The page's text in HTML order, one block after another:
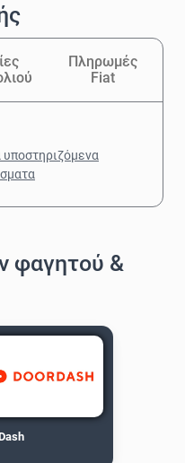
Πληρωμές
Fiat
φαγητού &